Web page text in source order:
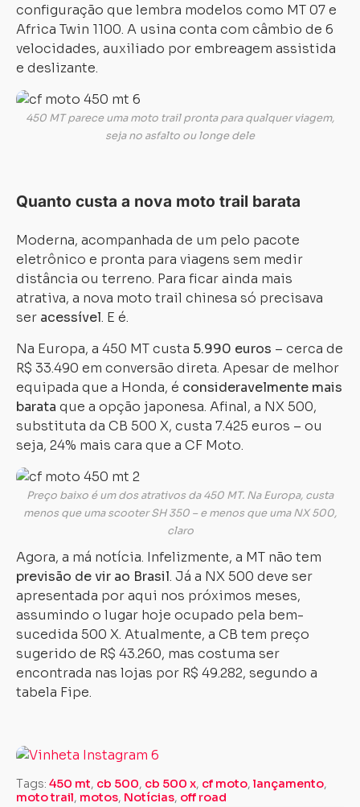
configuração que lembra modelos como MT 07 e
Africa Twin 1100. A usina conta com câmbio de 6
velocidades, auxiliado por embreagem assistida
e deslizante.
450 MT parece uma moto trail pronta para qualquer viagem,
seja no asfalto ou longe dele
Quanto custa a nova moto trail barata
Moderna, acompanhada de um pelo pacote
eletrônico e pronta para viagens sem medir
distância ou terreno. Para ficar ainda mais
atrativa, a nova moto trail chinesa só precisava
ser acessível. E é.
Na Europa, a 450 MT custa 5.990 euros – cerca de
R$ 33.490 em conversão direta. Apesar de melhor
equipada que a Honda, é consideravelmente mais
barata que a opção japonesa. Afinal, a NX 500,
substituta da CB 500 X, custa 7.425 euros – ou
seja, 24% mais cara que a CF Moto.
Preço baixo é um dos atrativos da 450 MT. Na Europa, custa
menos que uma scooter SH 350 – e menos que uma NX 500,
claro
Agora, a má notícia. Infelizmente, a MT não tem
previsão de vir ao Brasil. Já a NX 500 deve ser
apresentada por aqui nos próximos meses,
assumindo o lugar hoje ocupado pela bem-
sucedida 500 X. Atualmente, a CB tem preço
sugerido de R$ 43.260, mas costuma ser
encontrada nas lojas por R$ 49.282, segundo a
tabela Fipe.
Tags: 450 mt, cb 500, cb 500 x, cf moto, lançamento,
moto trail, motos, Notícias, off road